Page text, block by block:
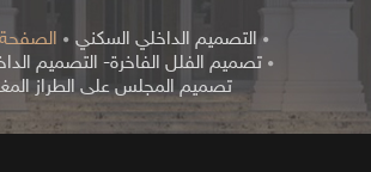
الصفحة
التصميم الداخلي السكني
تصميم الفلل الفاخرة- التصميم
تصميم المجلس على الطراز